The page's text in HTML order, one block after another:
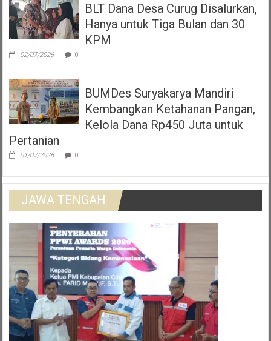
BLT Dana Desa Curug Disalurkan,
Hanya untuk Tiga Bulan dan 30
KPM
02/07/2026 0
BUMDes Suryakarya Mandiri
Kembangkan Ketahanan Pangan,
Kelola Dana Rp450 Juta untuk
Pertanian
01/07/2026 0
JAWA TENGAH